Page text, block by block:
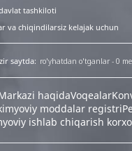
tashkiloti
va chiqindilarsiz kelajak uchun
saytda: ro'yhatdan o'tganlar - 0
haqidaVoqealar
moddalar registri
ishlab chiqarish